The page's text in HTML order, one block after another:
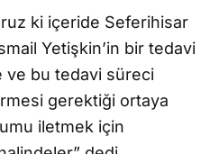
ki içeride Seferihisar
Yetişkin’in bir tedavi
ve bu tedavi süreci
gerektiği ortaya
iletmek için